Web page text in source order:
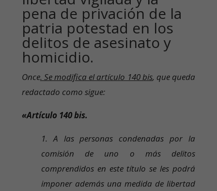
pena de privación de la
patria potestad en los
delitos de asesinato y
homicidio.
Once. Se modifica el artículo 140 bis, que queda
redactado como sigue:
«Artículo 140 bis.
1. A las personas condenadas por la
comisión de uno o más delitos
comprendidos en este título se les podrá
imponer además una medida de libertad